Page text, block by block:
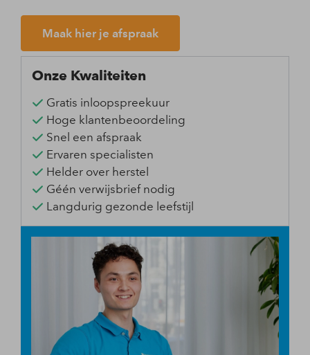
Maak hier je afspraak
Onze Kwaliteiten
Gratis inloopspreekuur
Hoge klantenbeoordeling
Snel een afspraak
Ervaren specialisten
Helder over herstel
Géén verwijsbrief nodig
Langdurig gezonde leefstijl